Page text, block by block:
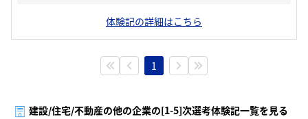
体験記の詳細はこちら
1
建設/住宅/不動産の他の企業の[1-5]次選考体験記一覧を見る